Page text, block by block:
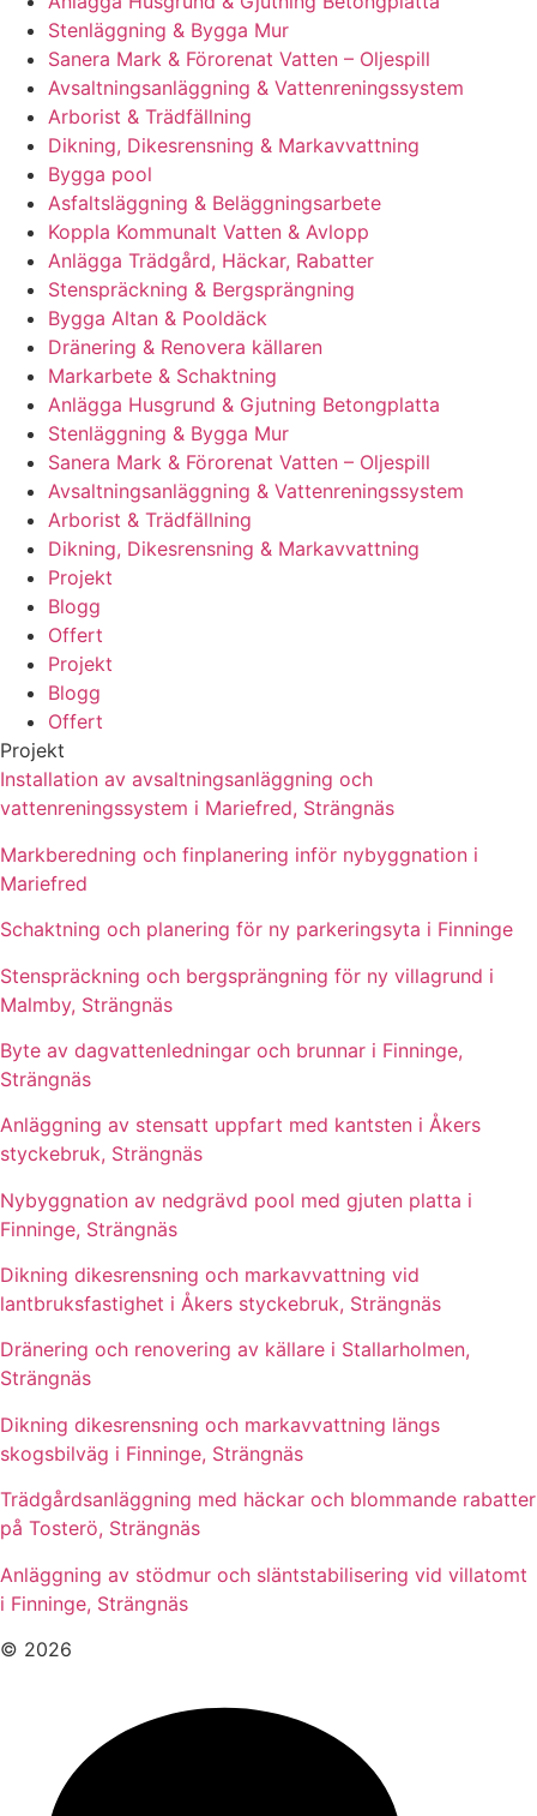
Stenläggning & Bygga Mur
Sanera Mark & Förorenat Vatten – Oljespill
Avsaltningsanläggning & Vattenreningssystem
Arborist & Trädfällning
Dikning, Dikesrensning & Markavvattning
Bygga pool
Asfaltsläggning & Beläggningsarbete
Koppla Kommunalt Vatten & Avlopp
Anlägga Trädgård, Häckar, Rabatter
Stenspräckning & Bergsprängning
Bygga Altan & Pooldäck
Dränering & Renovera källaren
Markarbete & Schaktning
Anlägga Husgrund & Gjutning Betongplatta
Stenläggning & Bygga Mur
Sanera Mark & Förorenat Vatten – Oljespill
Avsaltningsanläggning & Vattenreningssystem
Arborist & Trädfällning
Dikning, Dikesrensning & Markavvattning
Projekt
Blogg
Offert
Projekt
Blogg
Offert
Projekt
Installation av avsaltningsanläggning och
vattenreningssystem i Mariefred, Strängnäs
Markberedning och finplanering inför nybyggnation i
Mariefred
Schaktning och planering för ny parkeringsyta i Finninge
Stenspräckning och bergsprängning för ny villagrund i
Malmby, Strängnäs
Byte av dagvattenledningar och brunnar i Finninge,
Strängnäs
Anläggning av stensatt uppfart med kantsten i Åkers
styckebruk, Strängnäs
Nybyggnation av nedgrävd pool med gjuten platta i
Finninge, Strängnäs
Dikning dikesrensning och markavvattning vid
lantbruksfastighet i Åkers styckebruk, Strängnäs
Dränering och renovering av källare i Stallarholmen,
Strängnäs
Dikning dikesrensning och markavvattning längs
skogsbilväg i Finninge, Strängnäs
Trädgårdsanläggning med häckar och blommande rabatter
på Tosterö, Strängnäs
Anläggning av stödmur och släntstabilisering vid villatomt
i Finninge, Strängnäs
© 2026